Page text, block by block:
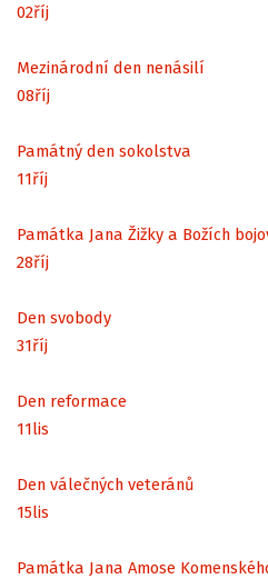
02říj
Mezinárodní den nenásilí
08říj
Památný den sokolstva
11říj
Památka Jana Žižky a Božích
28říj
Den svobody
31říj
Den reformace
11lis
Den válečných veteránů
15lis
Památka Jana Amose